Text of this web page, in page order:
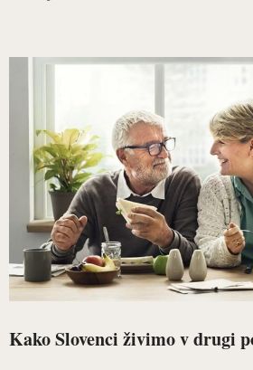
Kako Slovenci živimo v drugi